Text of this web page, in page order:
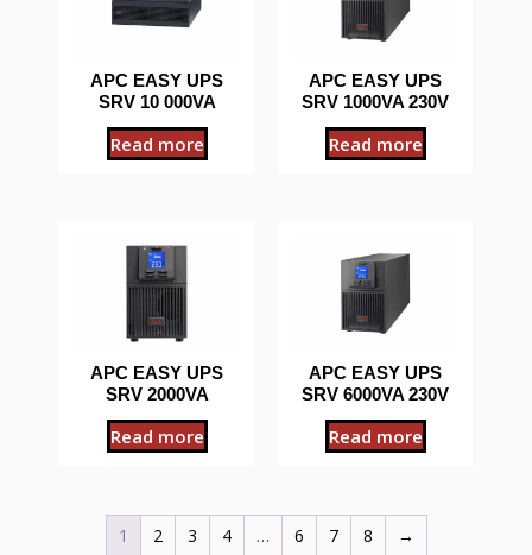
APC EASY UPS
SRV 10 000VA
Read more
APC EASY UPS
SRV 1000VA 230V
Read more
APC EASY UPS
SRV 2000VA
Read more
APC EASY UPS
SRV 6000VA 230V
Read more
1 2 3 4 … 6 7 8 →